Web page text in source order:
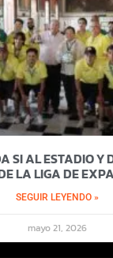
SI AL ESTADIO Y
LA LIGA DE
SEGUIR LEYENDO »
mayo 21, 2026